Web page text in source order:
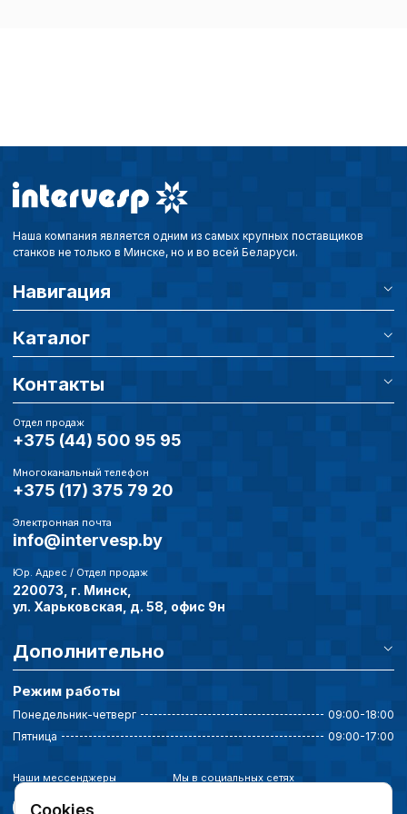
Наша компания является одним из самых крупных поставщиков
станков не только в Минске, но и во всей Беларуси.
Навигация
Каталог
Контакты
Отдел продаж
+375 (44) 500 95 95
Многоканальный телефон
+375 (17) 375 79 20
Электронная почта
info@intervesp.by
Юр. Адрес / Отдел продаж
220073, г. Минск,
ул. Харьковская, д. 58, офис 9н
Дополнительно
Режим работы
Понедельник-четверг
09:00-18:00
Пятница
09:00-17:00
Наши мессенджеры Мы в социальных сетях
Cookies